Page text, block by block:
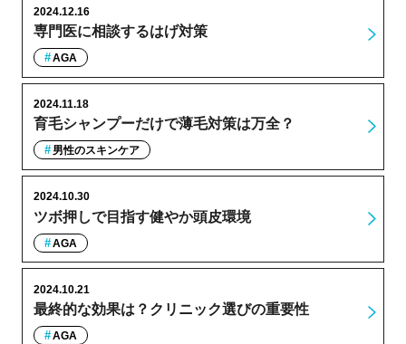
専門医に相談するはげ対策
2024.12.16
AGA
育毛シャンプーだけで薄毛対策は万全？
2024.11.18
男性のスキンケア
ツボ押しで目指す健やか頭皮環境
2024.10.30
AGA
最終的な効果は？クリニック選びの重要性
2024.10.21
AGA